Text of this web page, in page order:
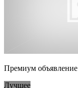
Премиум объявление
Лучшее